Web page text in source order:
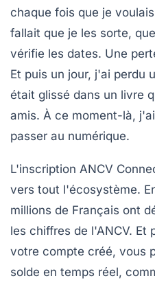
chaque fois que je
fallait que je les sorte,
vérifie les dates. Une
Et puis un jour, j'ai perdu
était glissé dans un livre
amis. À ce moment-là,
passer au numérique.
L'inscription ANCV
vers tout l'écosystème.
millions de Français ont
les chiffres de l'ANCV. Et
votre compte créé, vous
solde en temps réel,